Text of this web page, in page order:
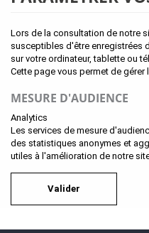
Lors de la consultation de notre
susceptibles d'être enregistrées
sur votre ordinateur, tablette ou
Cette page vous permet de
MESURE D'AUDIENCE
Analytics
Les services de mesure
des statistiques anonymes et
utiles à l'amélioration de notre
Valider